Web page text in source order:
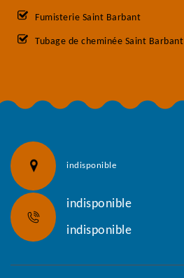
Fumisterie Saint Barbant
Tubage de cheminée Saint Barbant
indisponible
indisponible
indisponible